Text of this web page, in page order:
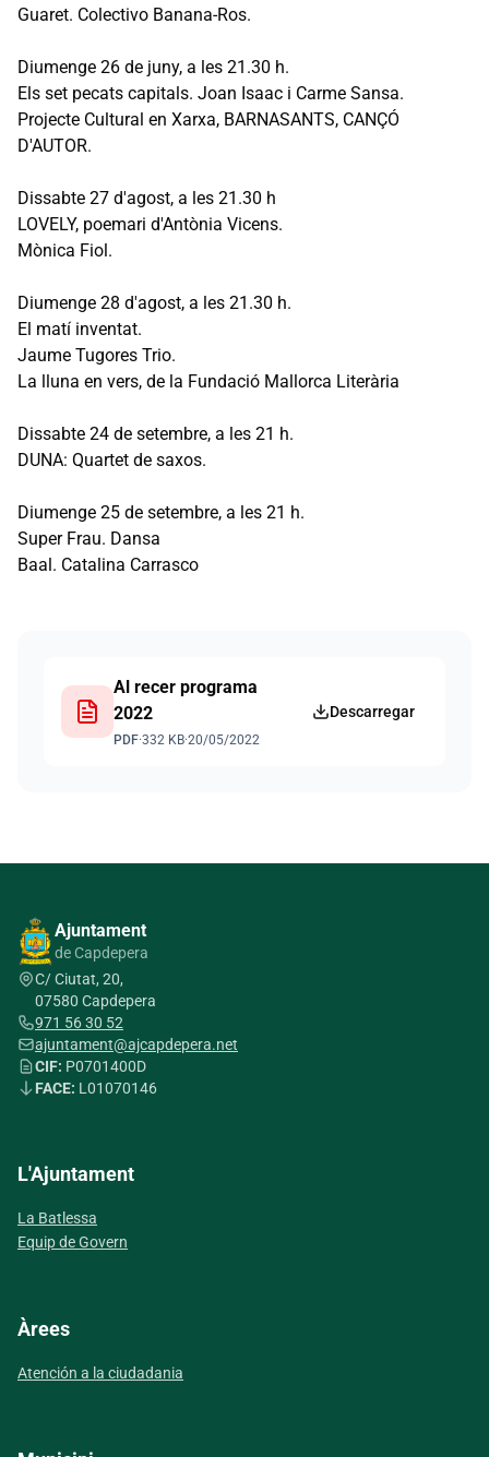
Guaret. Colectivo Banana-Ros.
Diumenge 26 de juny, a les 21.30 h.
Els set pecats capitals. Joan Isaac i Carme Sansa.
Projecte Cultural en Xarxa, BARNASANTS, CANÇÓ
D'AUTOR.
Dissabte 27 d'agost, a les 21.30 h
LOVELY, poemari d'Antònia Vicens.
Mònica Fiol.
Diumenge 28 d'agost, a les 21.30 h.
El matí inventat.
Jaume Tugores Trio.
La lluna en vers, de la Fundació Mallorca Literària
Dissabte 24 de setembre, a les 21 h.
DUNA: Quartet de saxos.
Diumenge 25 de setembre, a les 21 h.
Super Frau. Dansa
Baal. Catalina Carrasco
Al recer programa
2022
PDF·332 KB·20/05/2022
Descarregar
Ajuntament
de Capdepera
C/ Ciutat, 20,
07580 Capdepera
971 56 30 52
ajuntament@ajcapdepera.net
CIF: P0701400D
FACE: L01070146
L'Ajuntament
La Batlessa
Equip de Govern
Àrees
Atención a la ciudadania